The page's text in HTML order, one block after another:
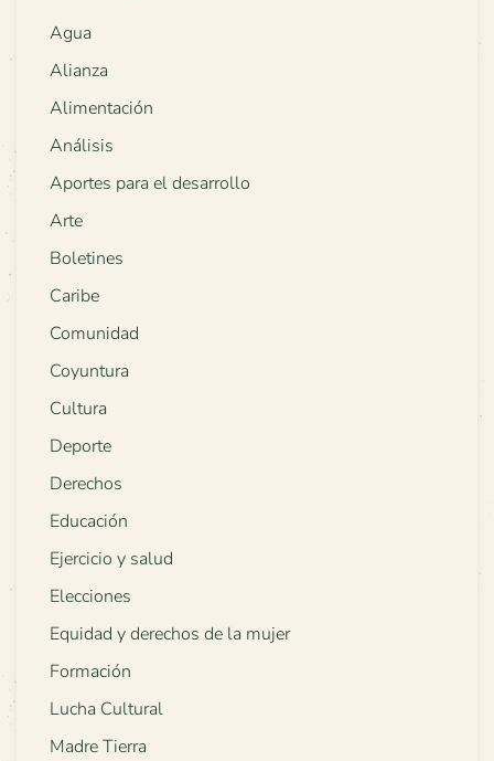
Agua
Alianza
Alimentación
Análisis
Aportes para el desarrollo
Arte
Boletines
Caribe
Comunidad
Coyuntura
Cultura
Deporte
Derechos
Educación
Ejercicio y salud
Elecciones
Equidad y derechos de la mujer
Formación
Lucha Cultural
Madre Tierra